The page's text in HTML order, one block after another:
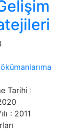
Tarihi :
: 2011